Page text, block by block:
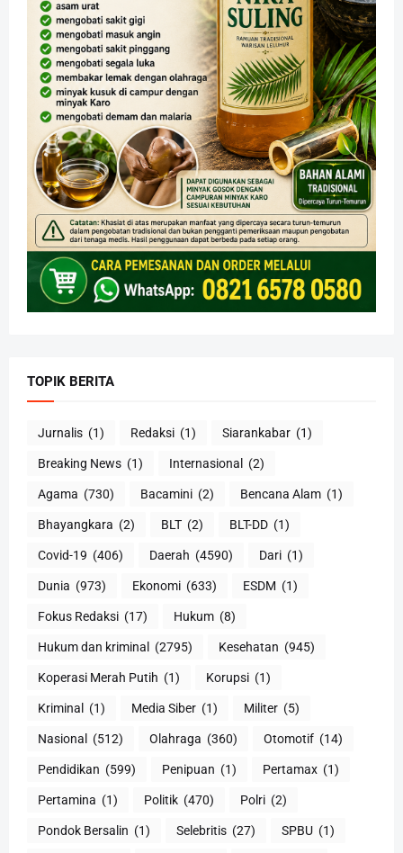
TOPIK BERITA
Jurnalis (1) Redaksi (1) Siarankabar (1)
Breaking News (1) Internasional (2)
Agama (730) Bacamini (2) Bencana Alam (1)
Bhayangkara (2) BLT (2) BLT-DD (1)
Covid-19 (406) Daerah (4590) Dari (1)
Dunia (973) Ekonomi (633) ESDM (1)
Fokus Redaksi (17) Hukum (8)
Hukum dan kriminal (2795) Kesehatan (945)
Koperasi Merah Putih (1) Korupsi (1)
Kriminal (1) Media Siber (1) Militer (5)
Nasional (512) Olahraga (360) Otomotif (14)
Pendidikan (599) Penipuan (1) Pertamax (1)
Pertamina (1) Politik (470) Polri (2)
Pondok Bersalin (1) Selebritis (27) SPBU (1)